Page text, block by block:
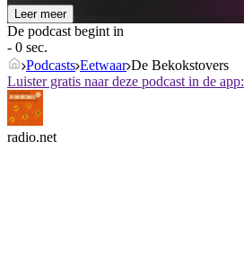
Leer meer
De podcast begint in
- 0 sec.
Podcasts Eetwaar De Bekokstovers
Luister gratis naar deze podcast in de app:
radio.net